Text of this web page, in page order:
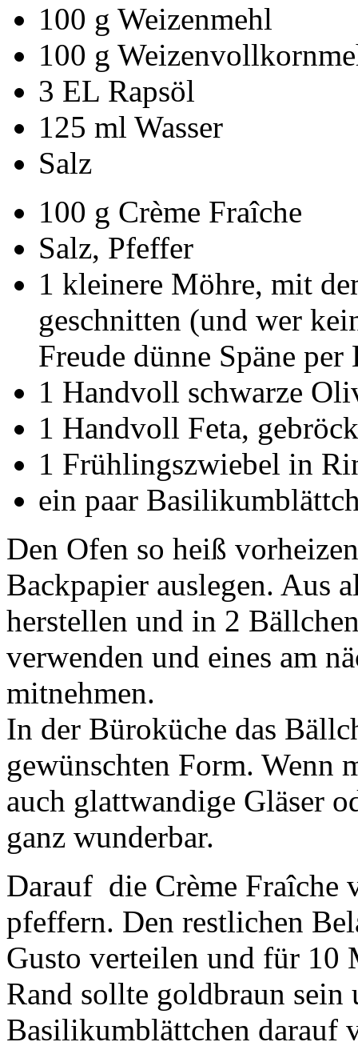
100 g Weizenmehl
100 g
3 EL Rapsöl
125 ml Wasser
Salz
100 g Crème Fraîche
Salz, Pfeffer
1 kleinere Möhre, mit
geschnitten (und wer
Freude dünne Späne
1 Handvoll schwarze
1 Handvoll Feta,
1 Frühlingszwiebel in
ein paar
Den Ofen so heiß
Backpapier auslegen. Aus
herstellen und in 2
verwenden und eines am
mitnehmen.
In der Büroküche das
gewünschten Form. Wenn
auch glattwandige Gläser
ganz wunderbar.
Darauf die Crème Fraîche
pfeffern. Den restlichen
Gusto verteilen und für 10
Rand sollte goldbraun
Basilikumblättchen darauf